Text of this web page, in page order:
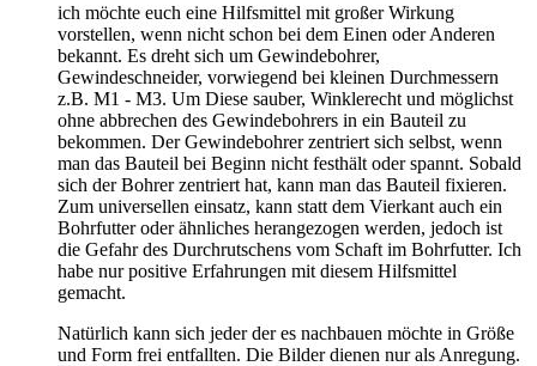
ich möchte euch eine Hilfsmittel mit großer Wirkung
vorstellen, wenn nicht schon bei dem Einen oder Anderen
bekannt. Es dreht sich um Gewindebohrer,
Gewindeschneider, vorwiegend bei kleinen Durchmessern
z.B. M1 - M3. Um Diese sauber, Winklerecht und möglichst
ohne abbrechen des Gewindebohrers in ein Bauteil zu
bekommen. Der Gewindebohrer zentriert sich selbst, wenn
man das Bauteil bei Beginn nicht festhält oder spannt. Sobald
sich der Bohrer zentriert hat, kann man das Bauteil fixieren.
Zum universellen einsatz, kann statt dem Vierkant auch ein
Bohrfutter oder ähnliches herangezogen werden, jedoch ist
die Gefahr des Durchrutschens vom Schaft im Bohrfutter. Ich
habe nur positive Erfahrungen mit diesem Hilfsmittel
gemacht.
Natürlich kann sich jeder der es nachbauen möchte in Größe
und Form frei entfallten. Die Bilder dienen nur als Anregung.